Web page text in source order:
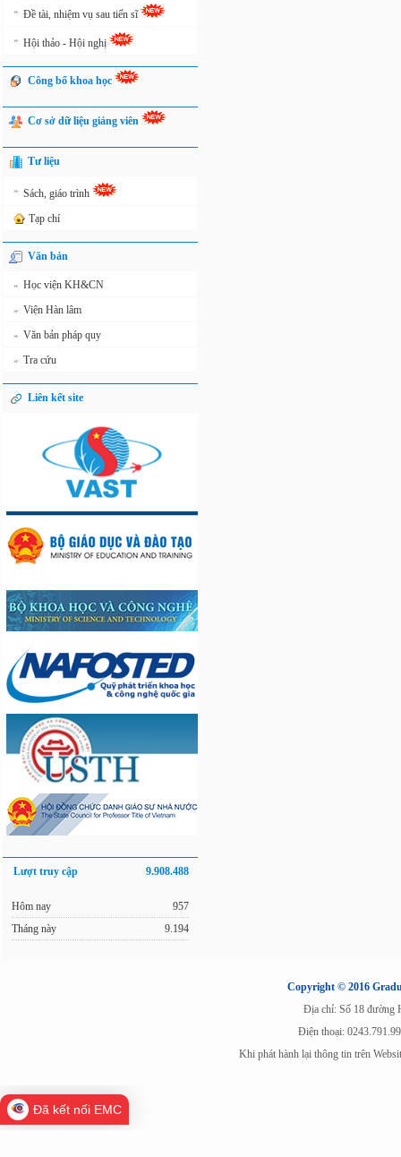
» Đề tài, nhiệm vụ sau tiến sĩ
» Hội thảo - Hội nghị
Công bố khoa học
Cơ sở dữ liệu giảng viên
Tư liệu
» Sách, giáo trình
Tạp chí
Văn bản
» Học viện KH&CN
» Viện Hàn lâm
» Văn bản pháp quy
» Tra cứu
Liên kết site
Lượt truy cập 9.908.488
Hôm nay
Tháng này
957
9.194
Copyright © 2016
Địa chỉ: Số 18 đường
Điện thoại:
Khi phát hành lại thông tin trên
Đã kết nối EMC